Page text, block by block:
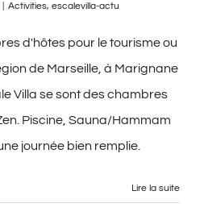
Activities, escalevilla-actu
d'hôtes pour le tourisme ou
de Marseille, à Marignane
Villa se sont des chambres
Piscine, Sauna/Hammam
journée bien remplie.
Lire la suite